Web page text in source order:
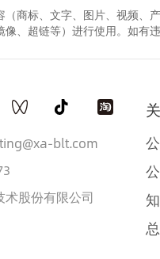
商标、文字、图片、视频、
像、超链等）进行使用。如有
blt.com
股份有限公司